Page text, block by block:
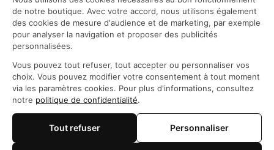
Politique de retour et remboursement
Coordonnées
Questions fréquemment posées
© 2026 Maison Otaku
de notre boutique. Avec votre accord, nous utilisons également
des cookies de mesure d'audience et de marketing, par exemple
pour analyser la navigation et proposer des publicités
personnalisées.
Vous pouvez tout refuser, tout accepter ou personnaliser vos
choix. Vous pouvez modifier votre consentement à tout moment
via les paramètres cookies. Pour plus d'informations, consultez
notre politique de confidentialité.
Tout refuser Personnaliser